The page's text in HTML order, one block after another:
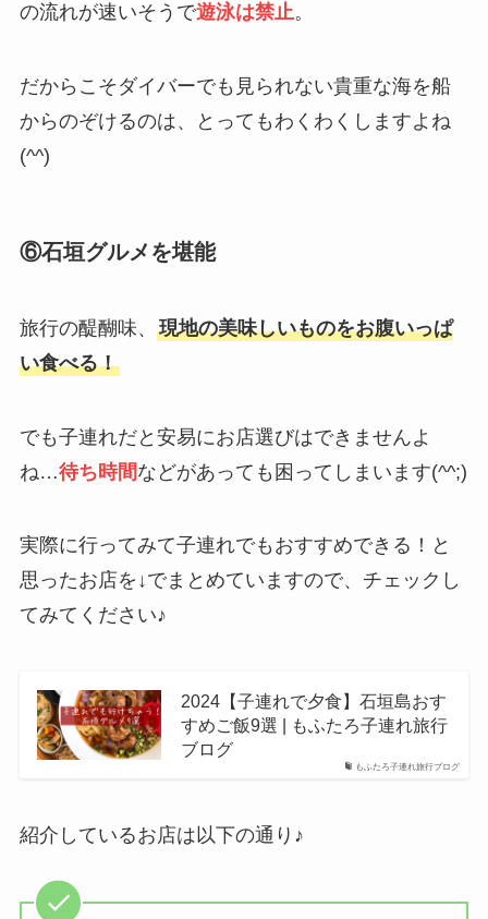
の流れが速いそうで遊泳は禁止。
だからこそダイバーでも見られない貴重な海を船
からのぞけるのは、とってもわくわくしますよね
(^^)
⑥石垣グルメを堪能
旅行の醍醐味、 現地の美味しいものをお腹いっぱ
い食べる！
でも子連れだと安易にお店選びはできませんよ
ね…待ち時間などがあっても困ってしまいます(^^;)
実際に行ってみて子連れでもおすすめできる！と
思ったお店を↓でまとめていますので、チェックし
てみてください♪
もふたろ子連れ旅行ブログ
2024【子連れで夕食】石垣島おす
すめご飯9選 | もふたろ子連れ旅行
ブログ
紹介しているお店は以下の通り♪